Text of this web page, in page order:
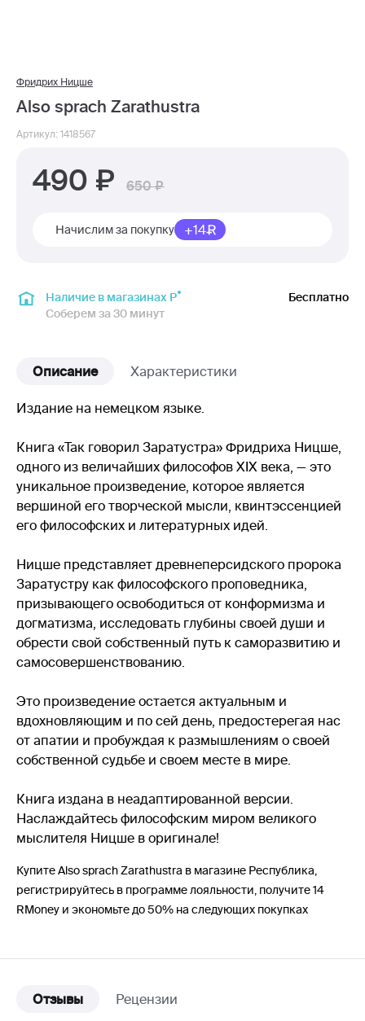
Фридрих Ницше
Also sprach Zarathustra
Артикул: 1418567
490 650
Начислим за покупку +14
Наличие в магазинах Р
Соберем за 30 минут
Бесплатно
Описание Характеристики
Издание на немецком языке.
Книга «Так говорил Заратустра» Фридриха Ницше,
одного из величайших философов XIX века, — это
уникальное произведение, которое является
вершиной его творческой мысли, квинтэссенцией
его философских и литературных идей.
Ницше представляет древнеперсидского пророка
Заратустру как философского проповедника,
призывающего освободиться от конформизма и
догматизма, исследовать глубины своей души и
обрести свой собственный путь к саморазвитию и
самосовершенствованию.
Это произведение остается актуальным и
вдохновляющим и по сей день, предостерегая нас
от апатии и пробуждая к размышлениям о своей
собственной судьбе и своем месте в мире.
Книга издана в неадаптированной версии.
Наслаждайтесь философским миром великого
мыслителя Ницше в оригинале!
Купите Also sprach Zarathustra в магазине Республика,
регистрируйтесь в программе лояльности, получите 14
RMoney и экономьте до 50% на следующих покупках
Отзывы Рецензии